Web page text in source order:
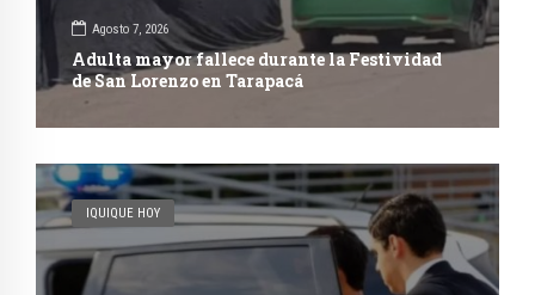
Agosto 7, 2026
Adulta mayor fallece durante la Festividad
de San Lorenzo en Tarapacá
IQUIQUE HOY